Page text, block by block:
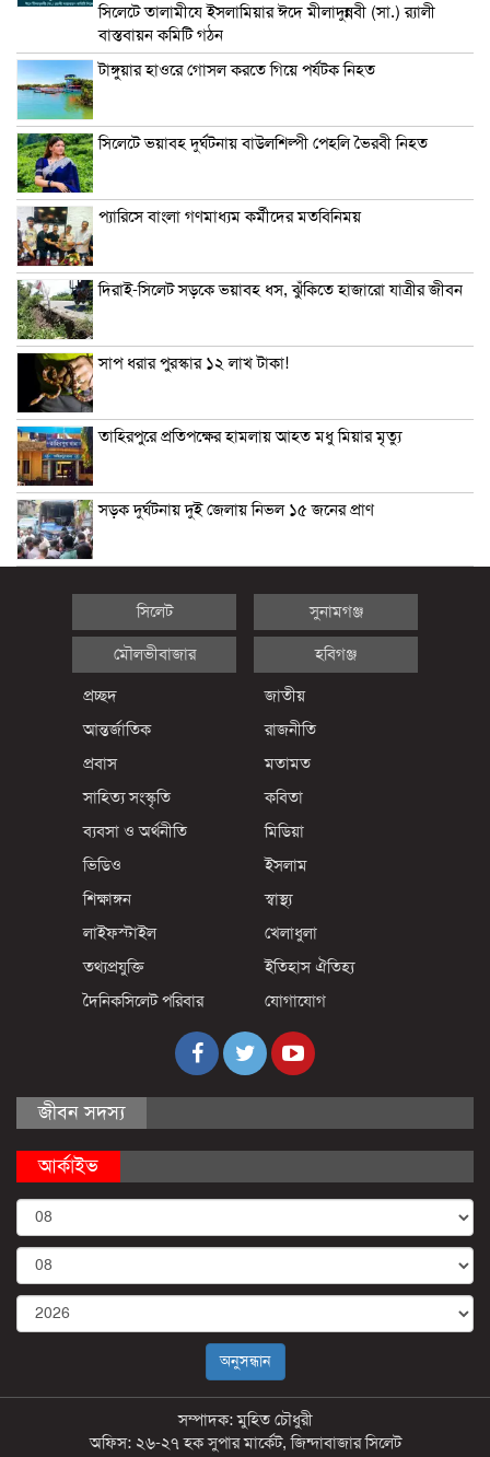
সিলেটে তালামীযে ইসলামিয়ার ঈদে মীলাদুন্নবী (সা.) র‌্যালী
বাস্তবায়ন কমিটি গঠন
টাঙ্গুয়ার হাওরে গোসল করতে গিয়ে পর্যটক নিহত
সিলেটে ভয়াবহ দুর্ঘটনায় বাউলশিল্পী পেহলি ভৈরবী নিহত
প্যারিসে বাংলা গণমাধ্যম কর্মীদের মতবিনিময়
দিরাই-সিলেট সড়কে ভয়াবহ ধস, ঝুঁকিতে হাজারো যাত্রীর জীবন
সাপ ধরার পুরস্কার ১২ লাখ টাকা!
তাহিরপুরে প্রতিপক্ষের হামলায় আহত মধু মিয়ার মৃত্যু
সড়ক দুর্ঘটনায় দুই জেলায় নিভল ১৫ জনের প্রাণ
সিলেট সুনামগঞ্জ
মৌলভীবাজার হবিগঞ্জ
প্রচ্ছদ
জাতীয়
আন্তর্জাতিক
রাজনীতি
প্রবাস
মতামত
সাহিত্য সংস্কৃতি
কবিতা
ব্যবসা ও অর্থনীতি
মিডিয়া
ভিডিও
ইসলাম
শিক্ষাঙ্গন
স্বাস্থ্য
লাইফস্টাইল
খেলাধুলা
তথ্যপ্রযুক্তি
ইতিহাস ঐতিহ্য
দৈনিকসিলেট পরিবার
যোগাযোগ
জীবন সদস্য
আর্কাইভ
সম্পাদক: মুহিত চৌধুরী
অফিস: ২৬-২৭ হক সুপার মার্কেট, জিন্দাবাজার সিলেট